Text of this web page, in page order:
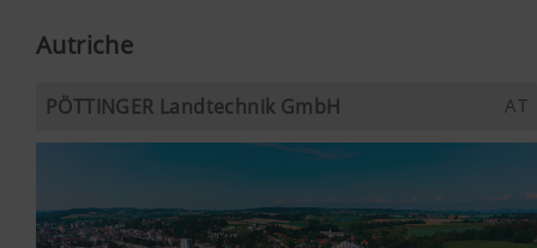
Autriche
PÖTTINGER Landtechnik GmbH AT